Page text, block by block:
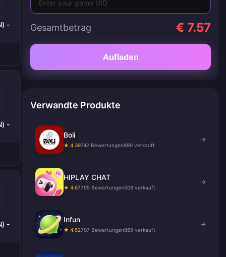
-
-
-
Gesamtbetrag € 7.57
Aufladen
Verwandte Produkte
Boli
★ 4.39742 Bewertungen890 verkauft
→
HIPLAY CHAT
★ 4.67755 Bewertungen508 verkauft
→
Infun
★ 4.52707 Bewertungen869 verkauft
→